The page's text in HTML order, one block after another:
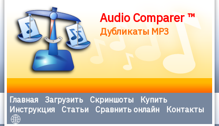
Audio Comparer ™
Дубликаты MP3
Главная Загрузить Скриншоты
Купить
Инструкция
Статьи Сравнить онлайн Контакты